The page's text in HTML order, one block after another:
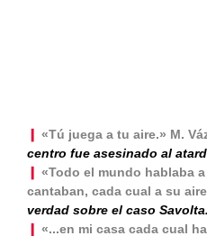
«Tú juega a tu aire.» M.
centro fue asesinado al
«Todo el mundo hablaba
cantaban, cada cual a su
verdad sobre el caso Savolta.
«...en mi casa cada cual